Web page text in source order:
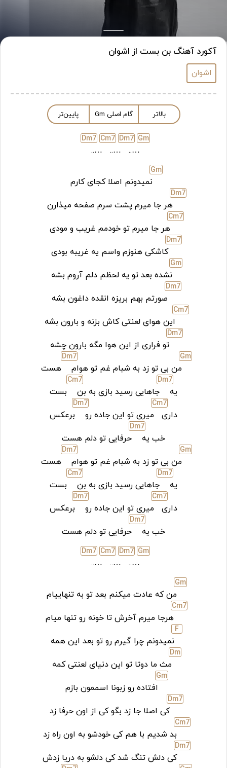
آکورد آهنگ بن بست از اشوان
اشوان
بالاتر گام اصلی Gm پایین‌تر
Gm
…..
Dm7
…..
Cm7
…..
Dm7
Gm
نمیدونم اصلا کجای کارم
Dm7
هر جا میرم پشت سرم صفحه میذارن
Cm7
هر جا میرم تو خودمم غریب و مودی
Dm7
کاشکی هنوزم واسم یه غریبه بودی
Gm
نشده بعد تو یه لحظم دلم آروم بشه
Dm7
صورتم بهم بریزه انقده داغون بشه
Cm7
این هوای لعنتی کاش بزنه و بارون بشه
Dm7
تو فراری از این هوا مگه بارون چشه
Gm
من بی تو زد به شبام غم تو هوام
Dm7
هست
یه
Dm7
جاهایی رسید بازی به بن
Cm7
بست
داری
Cm7
میری تو این جاده رو
Dm7
برعکس
خب یه
Dm7
حرفایی تو دلم هست
Gm
من بی تو زد به شبام غم تو هوام
Dm7
هست
یه
Dm7
جاهایی رسید بازی به بن
Cm7
بست
داری
Cm7
میری تو این جاده رو
Dm7
برعکس
خب یه
Dm7
حرفایی تو دلم هست
Gm
…..
Dm7
…..
Cm7
…..
Dm7
Gm
من که عادت میکنم بعد تو به تنهاییام
Cm7
هرجا میرم آخرش تا خونه رو تنها میام
F
نمیدونم چرا گیرم رو تو بعد این همه
Dm
مث ما دوتا تو این دنیای لعنتی کمه
Gm
افتاده رو زبونا اسممون بازم
Dm7
کی اصلا جا زد بگو کی از اون حرفا زد
Cm7
بد شدیم با هم کی خودشو به اون راه زد
Dm7
کی دلش تنگ شد کی دلشو به دریا زدش